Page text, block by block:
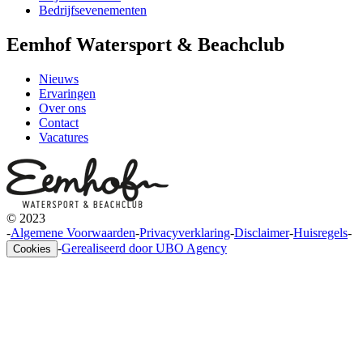
Bedrijfsevenementen
Eemhof Watersport & Beachclub
Nieuws
Ervaringen
Over ons
Contact
Vacatures
© 2023
-Algemene Voorwaarden-Privacyverklaring-Disclaimer-Huisregels-
Cookies -Gerealiseerd door UBO Agency